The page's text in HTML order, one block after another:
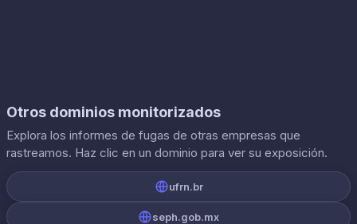
Otros dominios monitorizados
Explora los informes de fugas de otras empresas que
rastreamos. Haz clic en un dominio para ver su exposición.
ufrn.br
seph.gob.mx